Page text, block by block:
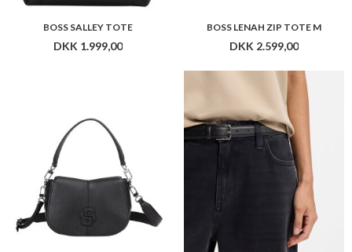
BOSS SALLEY TOTE
DKK 1.999,00
BOSS LENAH ZIP TOTE M
DKK 2.599,00